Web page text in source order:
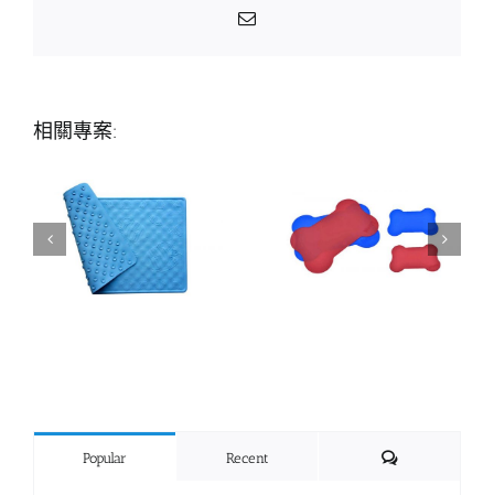
Email:
相關專案:
Popular Recent Comments